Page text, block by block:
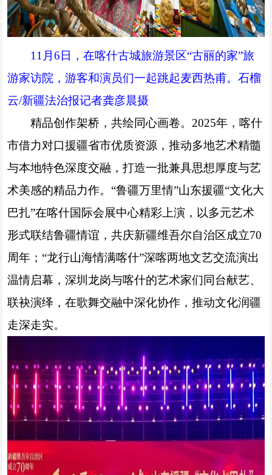
11月6日，在喀什古城旅游景区“古丽的家”旅
游家访院，游客和演员们一起跳起麦西热甫。石榴
云/新疆法治报记者龚彦晨摄
精品创作架桥，共绘同心画卷。2025年，喀什
市借力对口援疆省市优质资源，推动多地艺术精髓
与本地特色深度交融，打造一批兼具思想厚度与艺
术美感的精品力作。“鲁疆万里情”山东援疆“文化大
巴扎”在喀什国际会展中心精彩上演，以多元艺术
形式联结鲁疆情谊，共庆新疆维吾尔自治区成立70
周年；“龙行山海情满喀什”深喀两地文艺交流演出
温情启幕，深圳龙岗与喀什的艺术家们同台献艺、
联袂演绎，在歌舞交融中深化协作，推动文化润疆
走深走实。